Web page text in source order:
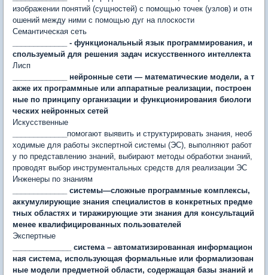
изображении понятий (сущностей) с помощью точек (узлов) и отн
ошений между ними с помощью дуг на плоскости
Семантическая сеть
_____________ - функциональный язык программирования, и
спользуемый для решения задач искусственного интеллекта
Лисп
_____________ нейронные сети — математические модели, а т
акже их программные или аппаратные реализации, построен
ные по принципу организации и функционирования биологи
ческих нейронных сетей
Искусственные
помогают выявить и структу­рировать знания, необ
ходимые для работы экспертной системы (ЭС), выполняют рабо­т
у по представлению знаний, выбирают методы обработки знаний,
проводят выбор инструментальных средств для реализации ЭС
Инженеры по знаниям
_____________ системы—сложные программные комплексы,
аккумулирующие знания специалистов в конкретных предме
тных областях и тиражирующие эти знания для консультаций
менее квалифицированных пользователей
Экспертные
______________ система – автоматизированная информацион
ная система, использующая формальные или формализован
ные модели предметной области, содержащая базы знаний и